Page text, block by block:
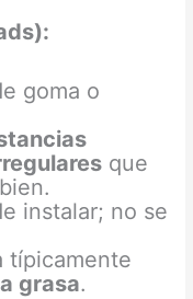
goma o
que
instalar; no se
típicamente
grasa.